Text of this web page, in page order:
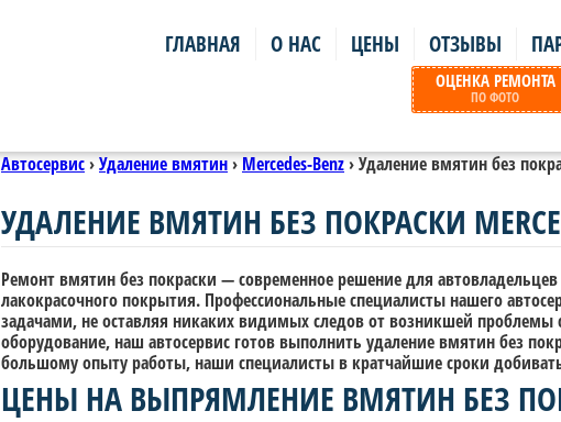
ГЛАВНАЯ О НАС ЦЕНЫ ОТЗЫВЫ
ОЦЕНКА РЕМОНТА
ПО ФОТО
Автосервис›Удаление вмятин›Mercedes-Benz›Удаление вмятин без
УДАЛЕНИЕ ВМЯТИН БЕЗ ПОКРАСКИ
Ремонт вмятин без покраски — современное решение для
лакокрасочного покрытия. Профессиональные специалисты нашего
задачами, не оставляя никаких видимых следов от возникшей проблемы
оборудование, наш автосервис готов выполнить удаление вмятин без
большому опыту работы, наши специалисты в кратчайшие сроки
ЦЕНЫ НА ВЫПРЯМЛЕНИЕ ВМЯТИН БЕЗ